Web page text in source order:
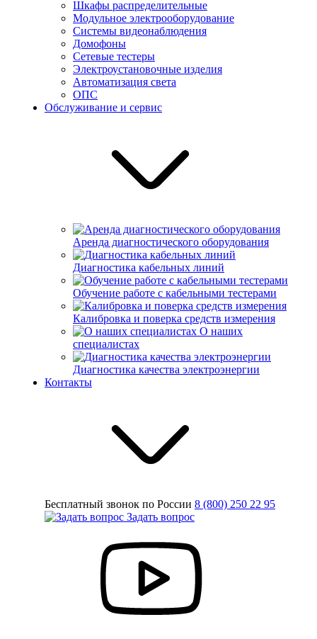
Шкафы распределительные
Модульное электрооборудование
Системы видеонаблюдения
Домофоны
Сетевые тестеры
Электроустановочные изделия
Автоматизация света
ОПС
Обслуживание и сервис
Аренда диагностического оборудования
Диагностика кабельных линий
Обучение работе с кабельными тестерами
Калибровка и поверка средств измерения
О наших
специалистах
Диагностика качества электроэнергии
Контакты
Бесплатный звонок по России 8 (800) 250 22 95
Задать вопрос